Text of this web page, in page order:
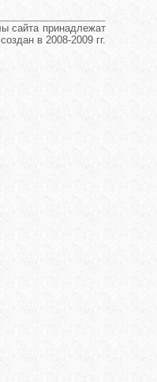
сайта принадлежат
в 2008-2009 гг.